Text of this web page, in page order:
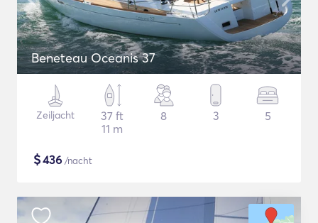
Beneteau Oceanis 37
Zeiljacht
37 ft
11 m
8 3 5
$436 /nacht